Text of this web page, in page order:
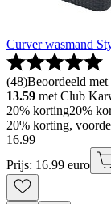
Curver wasmand
(48)Beoordeeld
13.59 met Club
20% korting20%
20% korting,
16.99
Prijs: 16.99 euro